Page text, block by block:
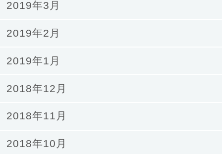
2019年3月
2019年2月
2019年1月
2018年12月
2018年11月
2018年10月